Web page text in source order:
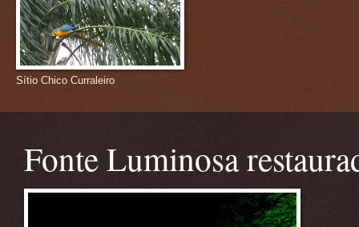
Sítio Chico Curraleiro
Fonte Luminosa